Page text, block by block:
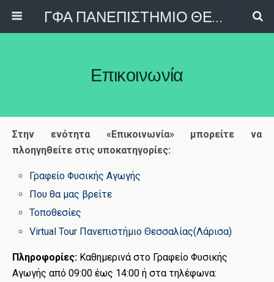
ΓΦΑ ΠΑΝΕΠΙΣΤΗΜΙΟ ΘΕΣΣΑΛΙΑΣ
Επικοινωνία
Στην ενότητα «Επικοινωνία» μπορείτε να
πλοηγηθείτε στις υποκατηγορίες:
Γραφείο Φυσικής Αγωγής
Που θα μας βρείτε
Τοποθεσίες
Virtual Tour Πανεπιστήμιο Θεσσαλίας(Λάρισα)
Πληροφορίες: Καθημερινά στο Γραφείο Φυσικής
Αγωγής από 09:00 έως 14:00 ή στα τηλέφωνα: